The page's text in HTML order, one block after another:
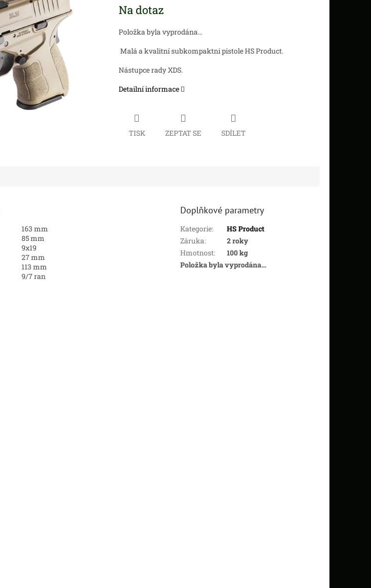
cena:
Na dotaz
Položka byla vyprodána…
Malá a kvalitní subkompaktni pistole HS Product.
Nástupce rady XDS.
Detailní informace
TISK ZEPTAT SE SDÍLET
163 mm
85 mm
9x19
27 mm
113 mm
9/7 ran
Doplňkové parametry
Kategorie:
HS Product
Záruka:
2 roky
Hmotnost:
100 kg
Položka byla vyprodána…